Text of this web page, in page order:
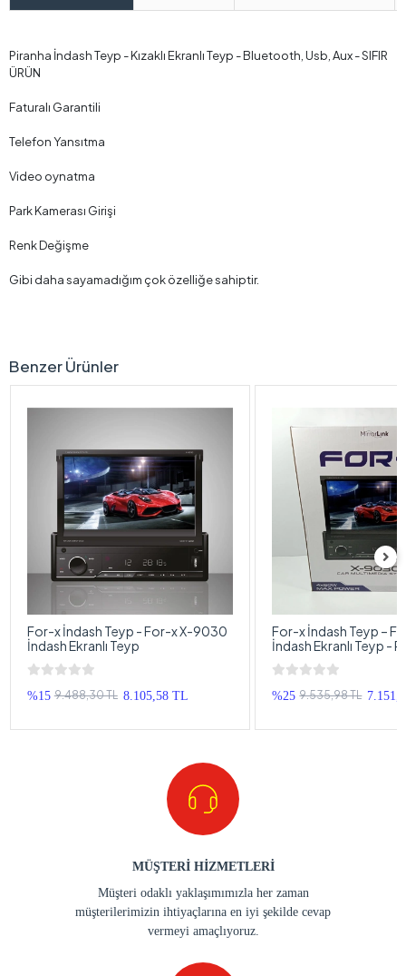
Piranha İndash Teyp - Kızaklı Ekranlı Teyp - Bluetooth, Usb, Aux - SIFIR
ÜRÜN
Faturalı Garantili
Telefon Yansıtma
Video oynatma
Park Kamerası Girişi
Renk Değişme
Gibi daha sayamadığım çok özelliğe sahiptir.
Benzer Ürünler
For-x İndash Teyp - For-x X-9030
İndash Ekranlı Teyp
%15 9.488,30 TL 8.105,58 TL
For-x İndash Teyp –
İndash Ekranlı Teyp -
Hediyeli
%25 9.535,98 TL
MÜŞTERİ HİZMETLERİ
Müşteri odaklı yaklaşımımızla her zaman
müşterilerimizin ihtiyaçlarına en iyi şekilde cevap
vermeyi amaçlıyoruz.